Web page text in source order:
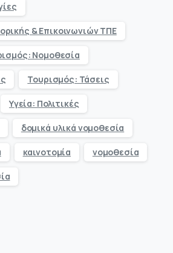
& Επικοινωνιών ΤΠΕ
Νομοθεσία
Τουρισμός: Τάσεις
Υγεία: Πολιτικές
δομικά υλικά νομοθεσία
καινοτομία νομοθεσία